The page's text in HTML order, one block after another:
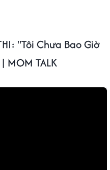
"Tôi Chưa Bao Giờ
MOM TALK